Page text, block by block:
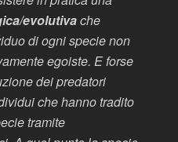
evolutivache
di ogni specie non
egoiste. E forse
dei predatori
che hanno tradito
tramite